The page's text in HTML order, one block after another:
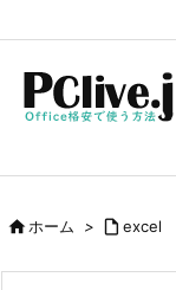
ホーム >  excel